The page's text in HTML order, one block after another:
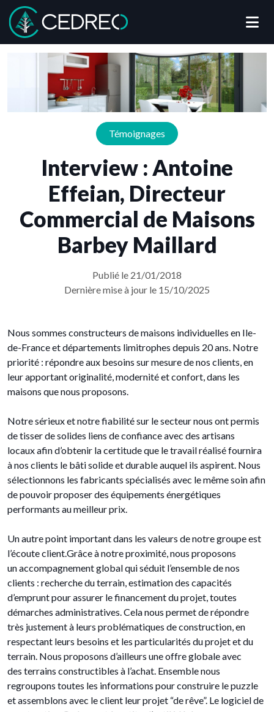
Cedreo
Interview : Antoine
Effeian, Directeur
Commercial de Maisons
Barbey Maillard
Publié le 21/01/2018
Dernière mise à jour le 15/10/2025
Témoignages
Nous sommes constructeurs de maisons individuelles en Ile-
de-France et départements limitrophes depuis 20 ans. Notre
priorité : répondre aux besoins sur mesure de nos clients, en
leur apportant originalité, modernité et confort, dans les
maisons que nous proposons.
Notre sérieux et notre fiabilité sur le secteur nous ont permis
de tisser de solides liens de confiance avec des artisans
locaux afin d’obtenir la certitude que le travail réalisé fournira
à nos clients le bâti solide et durable auquel ils aspirent. Nous
sélectionnons les fabricants spécialisés avec le même soin afin
de pouvoir proposer des équipements énergétiques
performants au meilleur prix.
Un autre point important dans les valeurs de notre groupe est
l’écoute client.Grâce à notre proximité, nous proposons
un accompagnement global qui séduit l’ensemble de nos
clients : recherche du terrain, estimation des capacités
d’emprunt pour assurer le financement du projet, toutes
démarches administratives. Cela nous permet de répondre
très justement à leurs problématiques de construction, en
respectant leurs besoins et les particularités du projet et du
terrain. Nous proposons d’ailleurs une offre globale avec
des terrains constructibles à l’achat. Ensemble nous
regroupons toutes les informations pour construire le puzzle
et assemblons avec le client leur projet “de rêve”. Le logiciel de